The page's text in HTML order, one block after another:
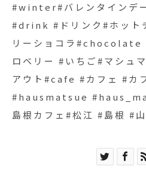
#winter#バレンタイン
#drink #ドリンク#ホット
リーショコラ#chocolate
ロベリー #いちご#マシ
アウト#cafe #カフェ #カ
#hausmatsue
島根カフェ#松江 #島根 #